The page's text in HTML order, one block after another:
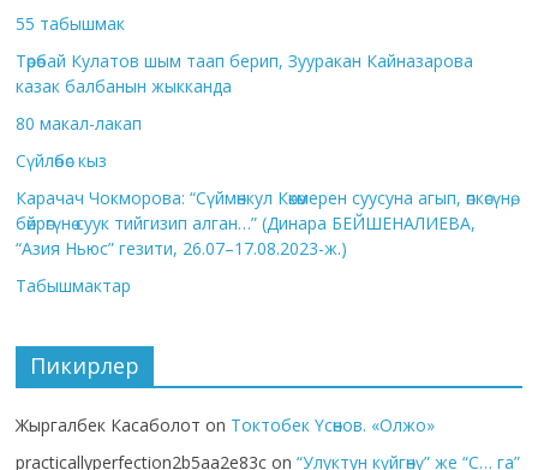
55 табышмак
Төрөбай Кулатов шым таап берип, Зууракан Кайназарова
казак балбанын жыкканда
80 макал-лакап
Сүйлөбөс кыз
Карачач Чокморова: “Сүймөнкул Көкөмерен суусуна агып, өпкөсүнө,
бөйрөгүнө суук тийгизип алган…” (Динара БЕЙШЕНАЛИЕВА,
“Азия Ньюс” гезити, 26.07–17.08.2023-ж.)
Табышмактар
Пикирлер
Жыргалбек Касаболот on Токтобек Үсөнов. «Олжо»
practicallyperfection2b5aa2e83c on“Улуктун күйгөнү” же “С… га”